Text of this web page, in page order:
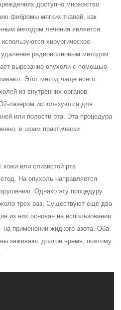
доступно множество
фибромы мягких тканей, как
методом лечения является
хирургическое
радиоволновым методом.
вырезание опухоли с помощью
Этот метод чаще всего
из внутренних органов.
лазером используются для
или полости рта. Эта процедура
и шрам практически
или слизистой рта
На опухоль направляется
Однако эту процедуру
трех раз. Существуют еще два
из них основан на использовании
на применении жидкого азота. Оба
заживают долгое время, поэтому